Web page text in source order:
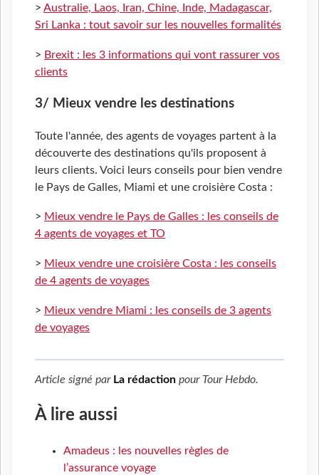
> Australie, Laos, Iran, Chine, Inde, Madagascar,
Sri Lanka : tout savoir sur les nouvelles formalités
> Brexit : les 3 informations qui vont rassurer vos
clients
3/ Mieux vendre les destinations
Toute l'année, des agents de voyages partent à la
découverte des destinations qu'ils proposent à
leurs clients. Voici leurs conseils pour bien vendre
le Pays de Galles, Miami et une croisière Costa :
> Mieux vendre le Pays de Galles : les conseils de
4 agents de voyages et TO
> Mieux vendre une croisière Costa : les conseils
de 4 agents de voyages
> Mieux vendre Miami : les conseils de 3 agents
de voyages
Article signé par La rédaction pour Tour Hebdo.
À lire aussi
Amadeus : les nouvelles règles de
l’assurance voyage